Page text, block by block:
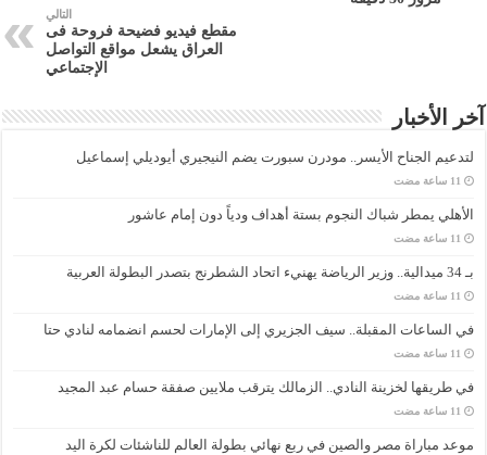
التالي
مقطع فيديو فضيحة فروحة فى
العراق يشعل مواقع التواصل
الإجتماعي
آخر الأخبار
لتدعيم الجناح الأيسر.. مودرن سبورت يضم النيجيري أيوديلي إسماعيل
الأهلي يمطر شباك النجوم بستة أهداف ودياً دون إمام عاشور
بـ 34 ميدالية.. وزير الرياضة يهنيء اتحاد الشطرنج بتصدر البطولة العربية
في الساعات المقبلة.. سيف الجزيري إلى الإمارات لحسم انضمامه لنادي حتا
في طريقها لخزينة النادي.. الزمالك يترقب ملايين صفقة حسام عبد المجيد
موعد مباراة مصر والصين في ربع نهائي بطولة العالم للناشئات لكرة اليد